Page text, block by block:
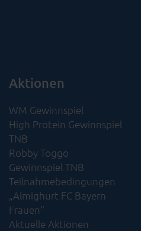
Aktionen
WM Gewinnspiel
High Protein Gewinnspiel
TNB
Robby Toggo
Gewinnspiel TNB
Teilnahmebedingungen
„Almighurt FC Bayern
Frauen“
Aktuelle Aktionen